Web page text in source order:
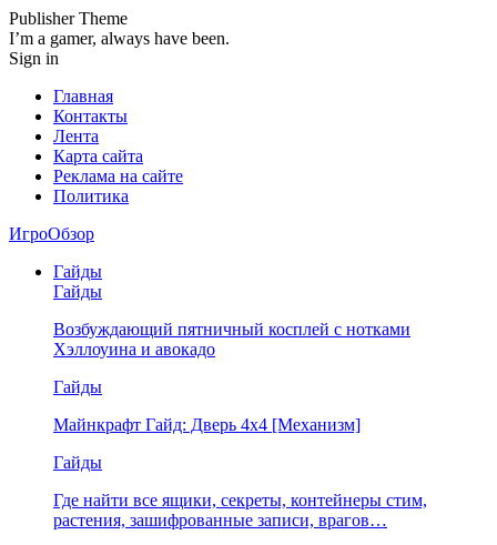
Publisher Theme
I’m a gamer, always have been.
Sign in
Главная
Контакты
Лента
Карта сайта
Реклама на сайте
Политика
ИгроОбзор
Гайды
Гайды
Возбуждающий пятничный косплей с нотками
Хэллоуина и авокадо
Гайды
Майнкрафт Гайд: Дверь 4х4 [Механизм]
Гайды
Где найти все ящики, секреты, контейнеры стим,
растения, зашифрованные записи, врагов…